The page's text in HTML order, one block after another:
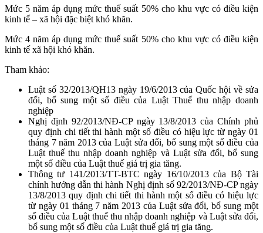
Mức 5 năm áp dụng mức thuế suất 50% cho khu vực có điều kiện
kinh tế – xã hội đặc biệt khó khăn.
Mức 4 năm áp dụng mức thuế suất 50% cho khu vực có điều kiện
kinh tế xã hội khó khăn.
Tham khảo:
Luật số 32/2013/QH13 ngày 19/6/2013 của Quốc hội về sửa
đổi, bổ sung một số điều của Luật Thuế thu nhập doanh
nghiệp
Nghị định 92/2013/NĐ-CP ngày 13/8/2013 của Chính phủ
quy định chi tiết thi hành một số điều có hiệu lực từ ngày 01
tháng 7 năm 2013 của Luật sửa đổi, bổ sung một số điều của
Luật thuế thu nhập doanh nghiệp và Luật sửa đổi, bổ sung
một số điều của Luật thuế giá trị gia tăng.
Thông tư 141/2013/TT-BTC ngày 16/10/2013 của Bộ Tài
chính hướng dẫn thi hành Nghị định số 92/2013/NĐ-CP ngày
13/8/2013 quy định chi tiết thi hành một số điều có hiệu lực
từ ngày 01 tháng 7 năm 2013 của Luật sửa đổi, bổ sung một
số điều của Luật thuế thu nhập doanh nghiệp và Luật sửa đổi,
bổ sung một số điều của Luật thuế giá trị gia tăng.